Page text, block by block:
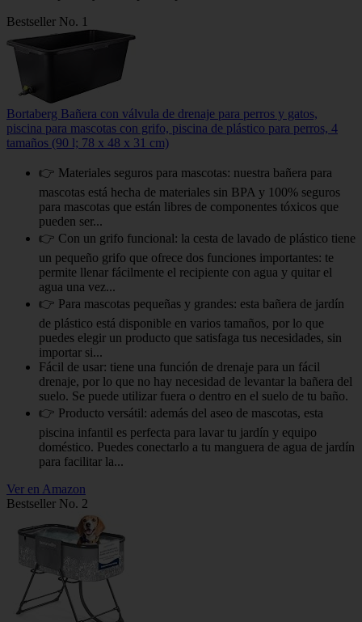
Bestseller No. 1
Bortaberg Bañera con válvula de drenaje para perros y gatos,
piscina para mascotas con grifo, piscina de plástico para perros, 4
tamaños (90 l; 78 x 48 x 31 cm)
👉 Materiales seguros para mascotas: nuestra bañera para
mascotas está hecha de materiales sin BPA y 100% seguros
para mascotas que están libres de componentes tóxicos que
pueden ser...
👉 Con un grifo funcional: la cesta de lavado de plástico tiene
un pequeño grifo que ofrece dos funciones importantes: te
permite llenar fácilmente el recipiente con agua y quitar el
agua una vez...
👉 Para mascotas pequeñas y grandes: esta bañera de jardín
de plástico está disponible en varios tamaños, por lo que
puedes elegir un producto que satisfaga tus necesidades, sin
importar si...
Fácil de usar: tiene una función de drenaje para un fácil
drenaje, por lo que no hay necesidad de levantar la bañera del
suelo. Se puede utilizar fuera o dentro en el suelo de tu baño.
👉 Producto versátil: además del aseo de mascotas, esta
piscina infantil es perfecta para lavar tu jardín y equipo
doméstico. Puedes conectarlo a tu manguera de agua de jardín
para facilitar la...
Ver en Amazon
Bestseller No. 2